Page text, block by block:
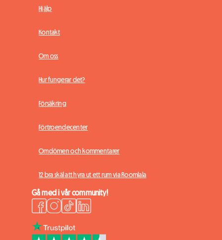
Hjälp
Kontakt
Om oss
Hur fungerar det?
Försäkring
Förtroendecenter
Omdömen och kommentarer
12 bra skäl att hyra ut ett rum via Roomlala
Gå med i vår community!